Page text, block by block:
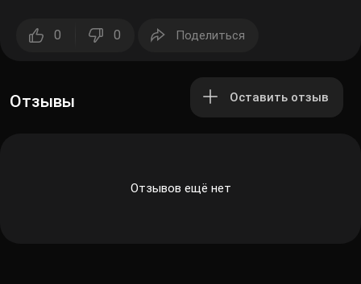
0 0 Поделиться
Отзывы Оставить отзыв
Отзывов ещё нет